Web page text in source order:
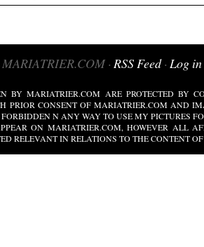
· RSS Feed· Log in
BY MARIATRIER.COM ARE PROTECTED BY
PRIOR CONSENT OF MARIATRIER.COM AND
N ANY WAY TO USE MY PICTURES
ON MARIATRIER.COM, HOWEVER ALL
RELEVANT IN RELATIONS TO THE CONTENT